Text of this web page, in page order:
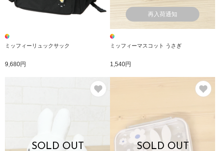
ミッフィーリュックサック
9,680円
再入荷通知
ミッフィーマスコット うさぎ
1,540円
SOLD OUT SOLD OUT